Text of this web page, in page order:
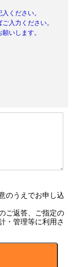
ください。
入力ください。
いします。
のうえでお申し込
ご返答、ご指定の
・管理等に利用さ